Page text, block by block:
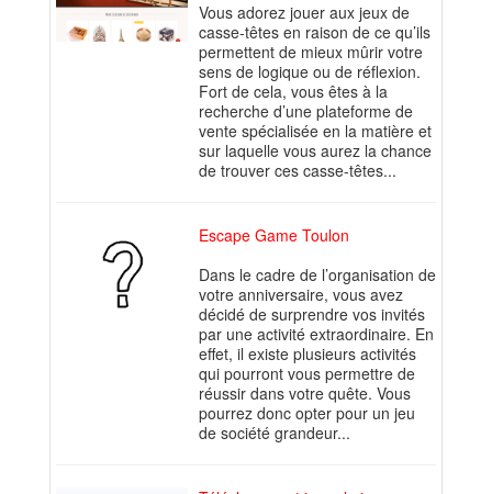
Vous adorez jouer aux jeux de
casse-têtes en raison de ce qu’ils
permettent de mieux mûrir votre
sens de logique ou de réflexion.
Fort de cela, vous êtes à la
recherche d’une plateforme de
vente spécialisée en la matière et
sur laquelle vous aurez la chance
de trouver ces casse-têtes...
Escape Game Toulon
Dans le cadre de l’organisation de
votre anniversaire, vous avez
décidé de surprendre vos invités
par une activité extraordinaire. En
effet, il existe plusieurs activités
qui pourront vous permettre de
réussir dans votre quête. Vous
pourrez donc opter pour un jeu
de société grandeur...